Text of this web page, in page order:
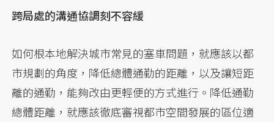
跨局處的溝通協調刻不容緩
如何根本地解決城市常見的塞車問題，就應該以都
市規劃的角度，降低總體通勤的距離，以及讓短距
離的通勤，能夠改由更輕便的方式進行。降低通勤
總體距離，就應該徹底審視都市空間發展的區位適